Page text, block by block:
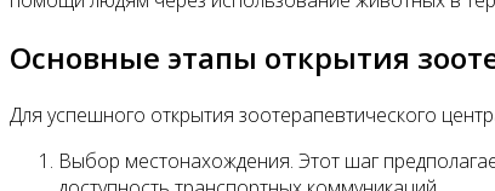
Основные этапы открытия
Для успешного открытия зоотерапевтического
Выбор местонахождения. Этот шаг